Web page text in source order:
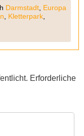
Darmstadt Europa
Kletterpark
Erforderliche